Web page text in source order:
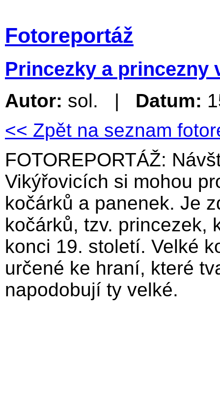
Fotoreportáž
Princezky a princezny
Autor: sol. | Datum:
<< Zpět na seznam
FOTOREPORTÁŽ:
Vikýřovicích si mohou
kočárků a panenek. Je
kočárků, tzv. princezek,
konci 19. století. Velké
určené ke hraní, které
napodobují ty velké.